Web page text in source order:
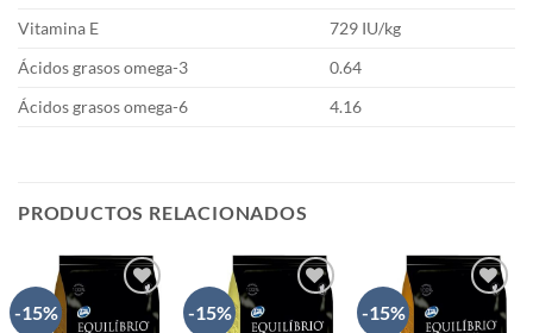
Vitamina E
729 IU/kg
Ácidos grasos omega-3
0.64
Ácidos grasos omega-6
4.16
PRODUCTOS RELACIONADOS
-15%
AÑADIR
-15%
AÑADIR
-15%
AÑADIR